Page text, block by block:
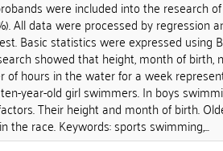
were included into the research
All data were processed by regression
Basic statistics were expressed using
showed that height, month of birth,
hours in the water for a week
year-old girl swimmers. In boys
Their height and month of birth.
race. Keywords: sports swimming,...